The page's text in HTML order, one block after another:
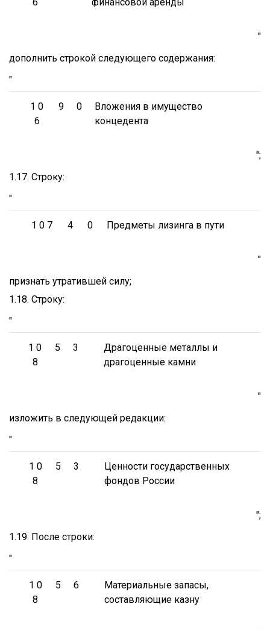
"
дополнить строкой следующего содержания:
"
1 0
6
9 0
Вложения в имущество
концедента
";
1.17. Строку:
"
1 0 7 4 0 Предметы лизинга в пути
"
признать утратившей силу;
1.18. Строку:
"
1 0
8
5 3
Драгоценные металлы и
драгоценные камни
"
изложить в следующей редакции:
"
1 0
8
5 3
Ценности государственных
фондов России
";
1.19. После строки:
"
1 0
8
5 6
Материальные запасы,
составляющие казну